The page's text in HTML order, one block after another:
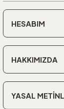
HESABIM
HAKKIMIZDA
YASAL